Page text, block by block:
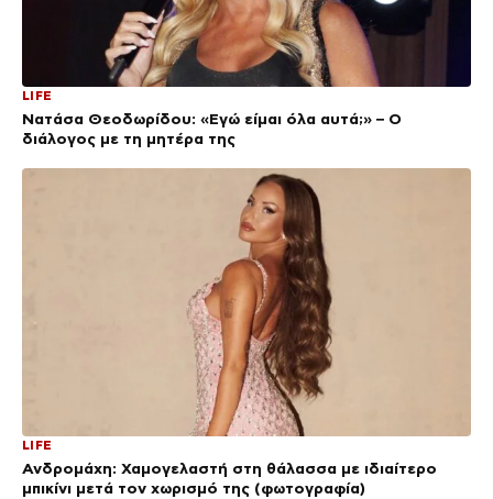
LIFE
Νατάσα Θεοδωρίδου: «Εγώ είμαι όλα αυτά;» – Ο
διάλογος με τη μητέρα της
LIFE
Ανδρομάχη: Χαμογελαστή στη θάλασσα με ιδιαίτερο
μπικίνι μετά τον χωρισμό της (φωτογραφία)